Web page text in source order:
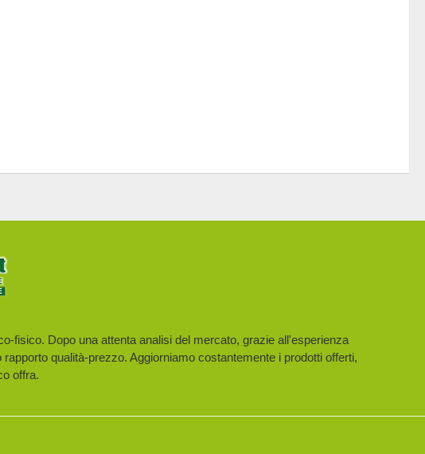
fisico. Dopo una attenta analisi del mercato, grazie all'esperienza
qualità-prezzo. Aggiorniamo costantemente i prodotti offerti,
offra.